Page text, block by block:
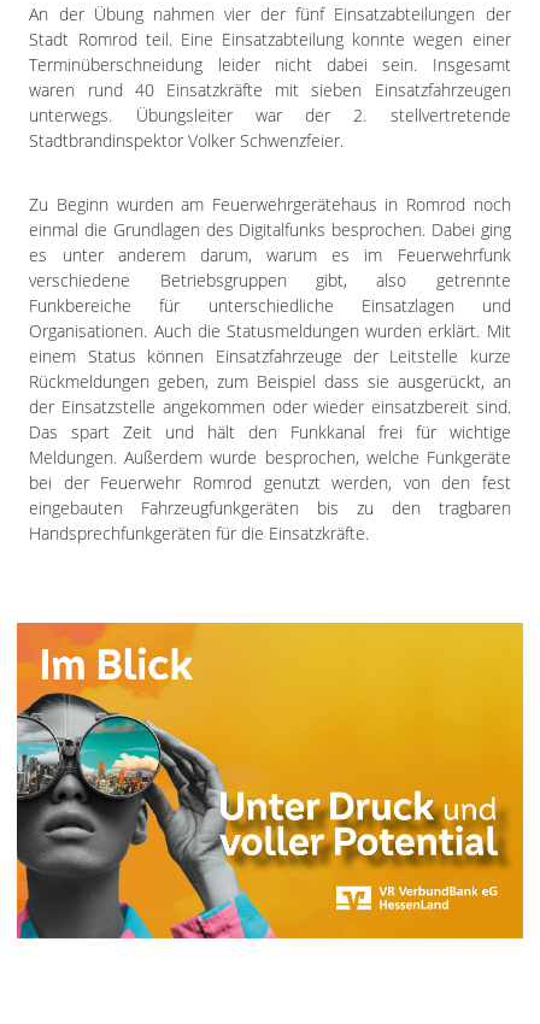
An der Übung nahmen vier der fünf Einsatzabteilungen der
Stadt Romrod teil. Eine Einsatzabteilung konnte wegen einer
Terminüberschneidung leider nicht dabei sein. Insgesamt
waren rund 40 Einsatzkräfte mit sieben Einsatzfahrzeugen
unterwegs. Übungsleiter war der 2. stellvertretende
Stadtbrandinspektor Volker Schwenzfeier.
Zu Beginn wurden am Feuerwehrgerätehaus in Romrod noch
einmal die Grundlagen des Digitalfunks besprochen. Dabei ging
es unter anderem darum, warum es im Feuerwehrfunk
verschiedene Betriebsgruppen gibt, also getrennte
Funkbereiche für unterschiedliche Einsatzlagen und
Organisationen. Auch die Statusmeldungen wurden erklärt. Mit
einem Status können Einsatzfahrzeuge der Leitstelle kurze
Rückmeldungen geben, zum Beispiel dass sie ausgerückt, an
der Einsatzstelle angekommen oder wieder einsatzbereit sind.
Das spart Zeit und hält den Funkkanal frei für wichtige
Meldungen. Außerdem wurde besprochen, welche Funkgeräte
bei der Feuerwehr Romrod genutzt werden, von den fest
eingebauten Fahrzeugfunkgeräten bis zu den tragbaren
Handsprechfunkgeräten für die Einsatzkräfte.